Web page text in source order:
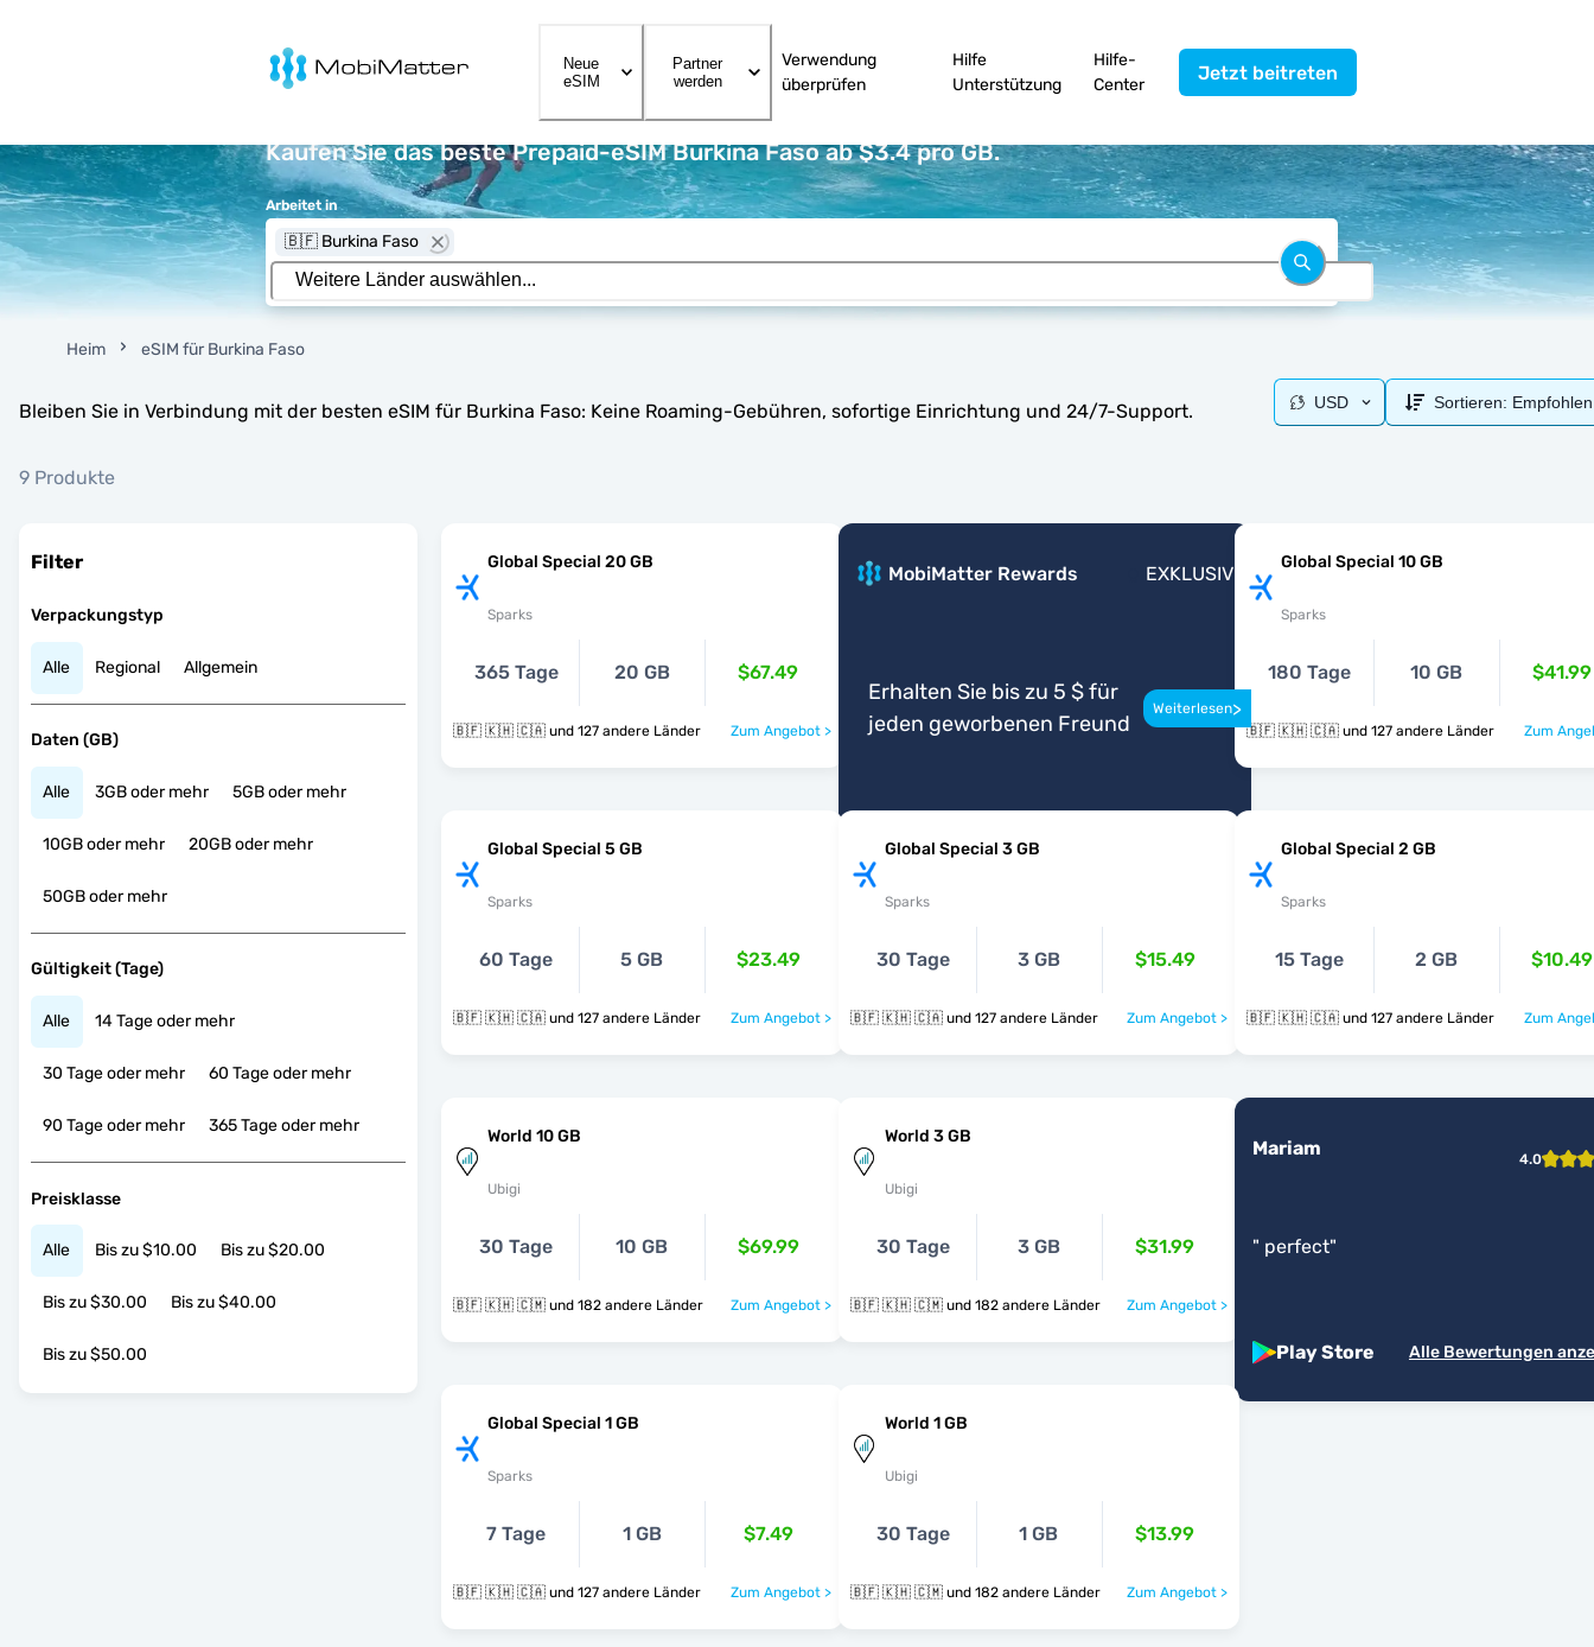
MobiMatter
Neue
eSIM
Partner
werden
Verwendung
überprüfen
Hilfe
Unterstützung
Hilfe-
Center
Jetzt beitreten
Kaufen Sie das beste Prepaid-eSIM Burkina Faso ab $3.4 pro GB.
Arbeitet in
🇧🇫 Burkina Faso
Heim eSIM für Burkina Faso
Bleiben Sie in Verbindung mit der besten eSIM für Burkina Faso: Keine Roaming-Gebühren, sofortige Einrichtung und 24/7-Support.
9 Produkte
USD Sortieren: Empfohlen
Filter
Verpackungstyp
Alle Regional Allgemein
Daten (GB)
Alle 3GB oder mehr 5GB oder mehr
10GB oder mehr 20GB oder mehr
50GB oder mehr
Gültigkeit (Tage)
Alle 14 Tage oder mehr
30 Tage oder mehr 60 Tage oder mehr
90 Tage oder mehr 365 Tage oder mehr
Preisklasse
Alle Bis zu $10.00 Bis zu $20.00
Bis zu $30.00 Bis zu $40.00
Bis zu $50.00
Global Special 20 GB
Sparks
365 Tage 20 GB $67.49
🇧🇫 🇰🇭 🇨🇦 und 127 andere Länder Zum Angebot >
MobiMatter Rewards EXKLUSIV
Erhalten Sie bis zu 5 $ für
jeden geworbenen Freund
Weiterlesen>
Global Special 10 GB
Sparks
180 Tage 10 GB $41.99
🇧🇫 🇰🇭 🇨🇦 und 127 andere Länder Zum
Global Special 5 GB
Sparks
60 Tage 5 GB $23.49
🇧🇫 🇰🇭 🇨🇦 und 127 andere Länder Zum Angebot >
Global Special 3 GB
Sparks
30 Tage 3 GB $15.49
🇧🇫 🇰🇭 🇨🇦 und 127 andere Länder Zum Angebot >
Global Special 2 GB
Sparks
15 Tage 2 GB $10.49
🇧🇫 🇰🇭 🇨🇦 und 127 andere Länder Zum
World 10 GB
Ubigi
30 Tage 10 GB $69.99
🇧🇫 🇰🇭 🇨🇲 und 182 andere Länder Zum Angebot >
World 3 GB
Ubigi
30 Tage 3 GB $31.99
🇧🇫 🇰🇭 🇨🇲 und 182 andere Länder Zum Angebot >
Mariam 4.0
" perfect"
Play Store Alle Bewertungen
Global Special 1 GB
Sparks
7 Tage 1 GB $7.49
🇧🇫 🇰🇭 🇨🇦 und 127 andere Länder Zum Angebot >
World 1 GB
Ubigi
30 Tage 1 GB $13.99
🇧🇫 🇰🇭 🇨🇲 und 182 andere Länder Zum Angebot >